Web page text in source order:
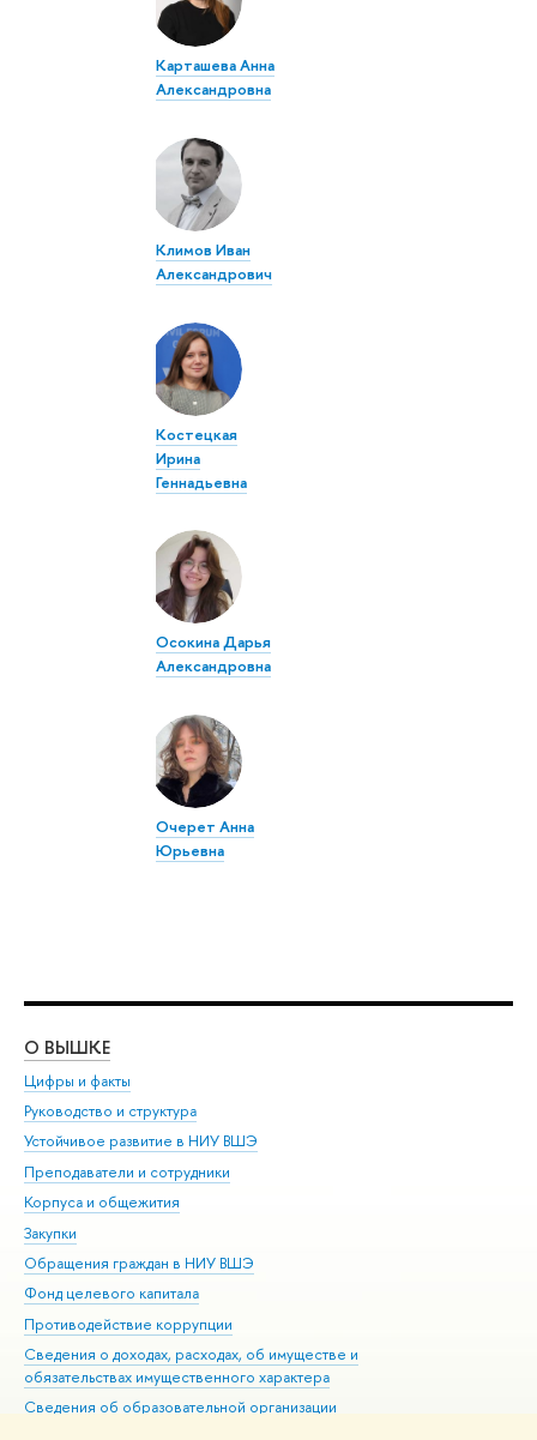
Карташева Анна
Александровна
Климов Иван
Александрович
Костецкая
Ирина
Геннадьевна
Осокина Дарья
Александровна
Очерет Анна
Юрьевна
О ВЫШКЕ
Цифры и факты
Руководство и структура
Устойчивое развитие в НИУ ВШЭ
Преподаватели и сотрудники
Корпуса и общежития
Закупки
Обращения граждан в НИУ ВШЭ
Фонд целевого капитала
Противодействие коррупции
Сведения о доходах, расходах, об имуществе и
обязательствах имущественного характера
Сведения об образовательной организации